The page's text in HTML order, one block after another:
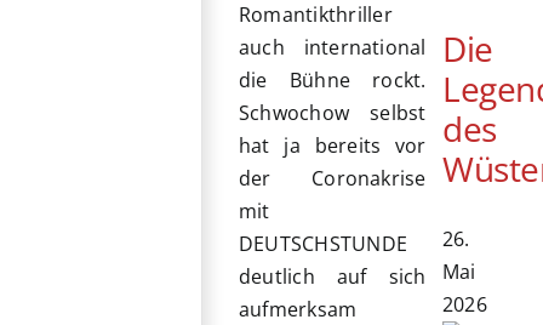
Romantikthriller
auch international
die Bühne rockt.
Schwochow selbst
hat ja bereits vor
der Coronakrise
mit
DEUTSCHSTUNDE
deutlich auf sich
aufmerksam
Die
des
26.
Mai
2026